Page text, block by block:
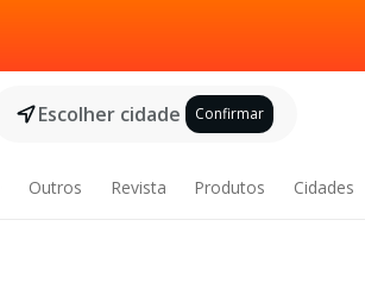
Escolher cidade Confirmar
Outros Revista Produtos Cidades